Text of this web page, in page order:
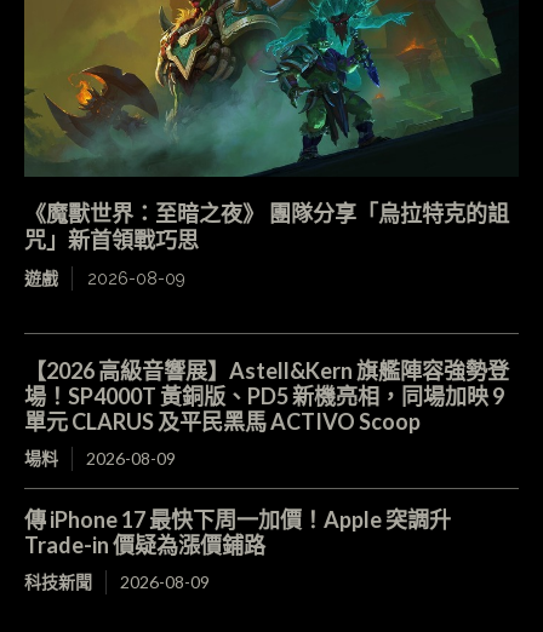
《魔獸世界：至暗之夜》 團隊分享「烏拉特克的詛
咒」新首領戰巧思
遊戲 2026-08-09
【2026 高級音響展】Astell&Kern 旗艦陣容強勢登
場！SP4000T 黃銅版、PD5 新機亮相，同場加映 9
單元 CLARUS 及平民黑馬 ACTIVO Scoop
場料 2026-08-09
傳 iPhone 17 最快下周一加價！Apple 突調升
Trade-in 價疑為漲價鋪路
科技新聞 2026-08-09